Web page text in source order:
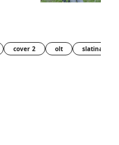
cover 2 olt slatina